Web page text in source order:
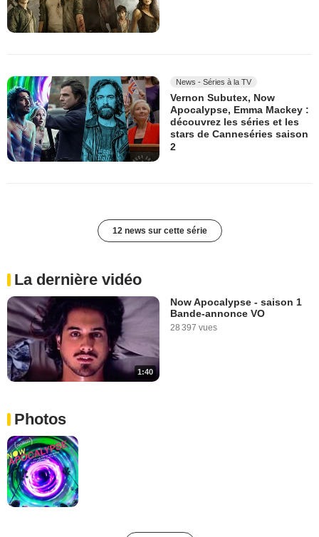
News - Séries à la TV
Vernon Subutex, Now
Apocalypse, Emma Mackey :
découvrez les séries et les
stars de Canneséries saison
2
12 news sur cette série
La dernière vidéo
1:40
Now Apocalypse - saison 1
Bande-annonce VO
28 397 vues
Photos